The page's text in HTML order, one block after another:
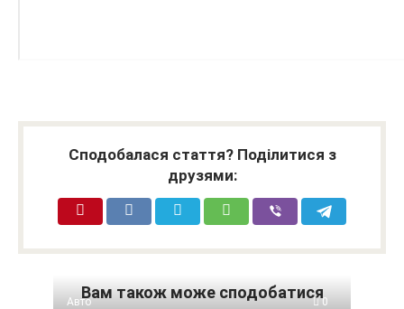
Сподобалася стаття? Поділитися з
друзями:
Вам також може сподобатися
Авто 0